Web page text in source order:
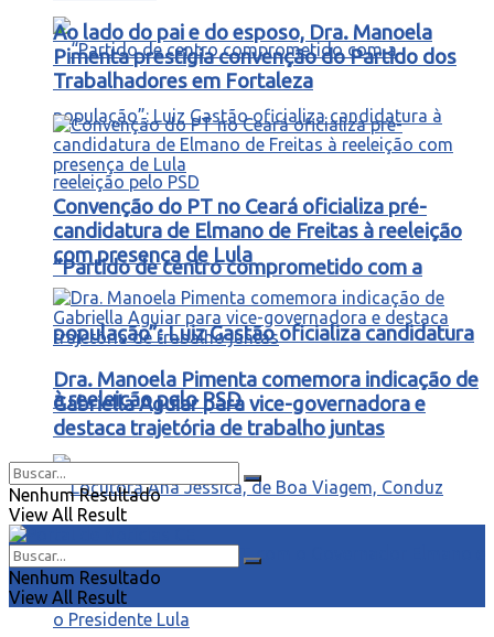
“Partido de centro comprometido com a
população”: Luiz Gastão oficializa candidatura
à reeleição pelo PSD
Ao lado do pai e do esposo, Dra. Manoela
Pimenta prestigia convenção do Partido dos
Trabalhadores em Fortaleza
Convenção do PT no Ceará oficializa pré-
candidatura de Elmano de Freitas à reeleição
com presença de Lula
Dra. Manoela Pimenta comemora indicação de
Gabriella Aguiar para vice-governadora e
destaca trajetória de trabalho juntas
Nenhum Resultado
View All Result
Nenhum Resultado
View All Result